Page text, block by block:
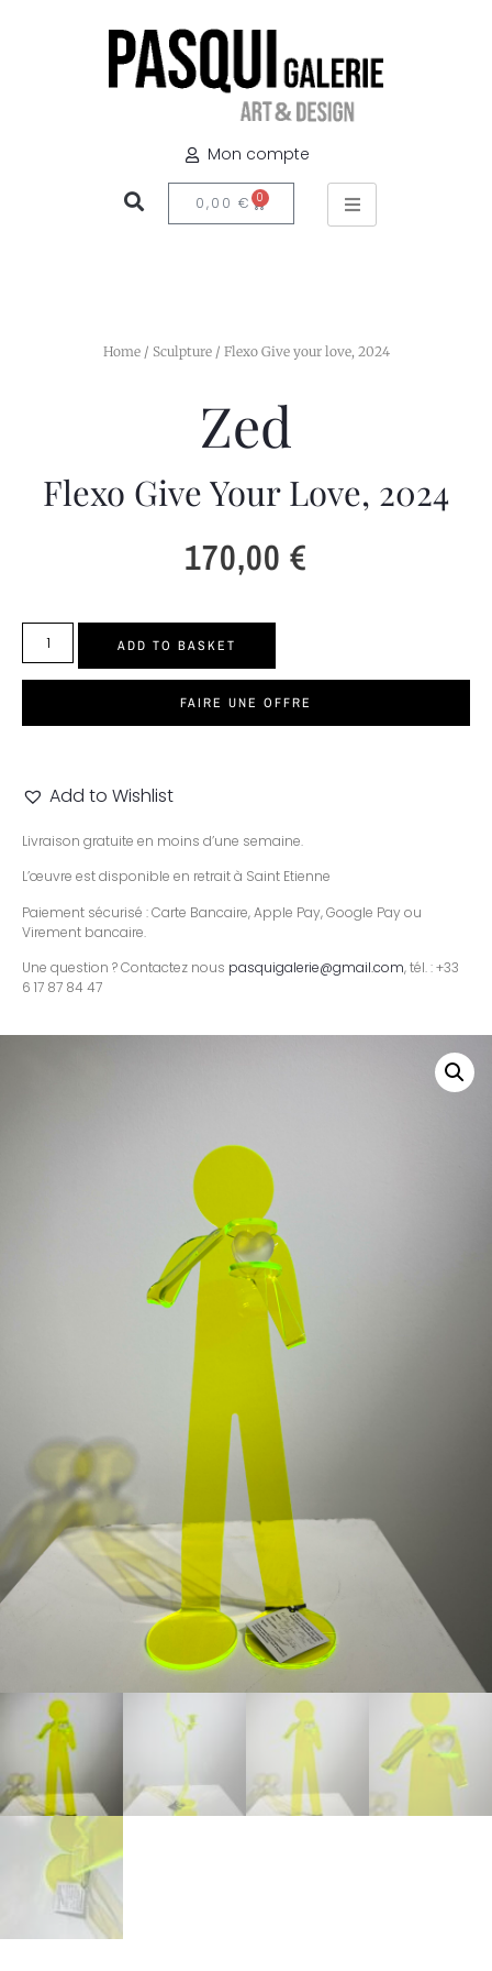
Mon compte
0,00 € 0
Home/ Sculpture/ Flexo Give your love, 2024
Zed
Flexo Give Your Love, 2024
170,00€
ADD TO BASKET
FAIRE UNE OFFRE
Add to Wishlist
Livraison gratuite en moins d’une semaine.
L’œuvre est disponible en retrait à Saint Etienne
Paiement sécurisé : Carte Bancaire, Apple Pay, Google Pay ou
Virement bancaire.
Une question ? Contactez nous pasquigalerie@gmail.com, tél. : +33
6 17 87 84 47